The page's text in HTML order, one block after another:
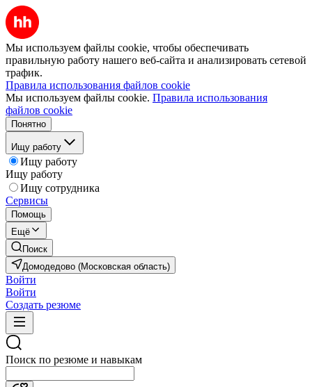
Мы используем файлы cookie, чтобы обеспечивать
правильную работу нашего веб-сайта и анализировать сетевой
трафик.
Правила использования файлов cookie
Мы используем файлы cookie. Правила использования
файлов cookie
Понятно
Ищу работу
Ищу работу
Ищу работу
Ищу сотрудника
Сервисы
Помощь
Ещё
Поиск
Домодедово (Московская область)
Войти
Войти
Создать резюме
Поиск по резюме и навыкам